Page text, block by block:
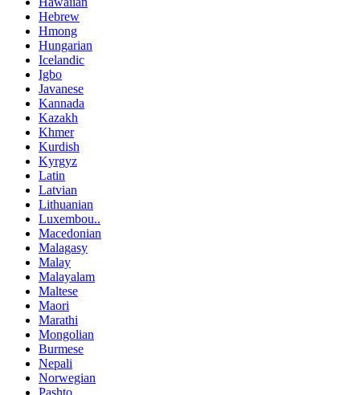
Hebrew
Hmong
Hungarian
Icelandic
Igbo
Javanese
Kannada
Kazakh
Khmer
Kurdish
Kyrgyz
Latin
Latvian
Lithuanian
Luxembou..
Macedonian
Malagasy
Malay
Malayalam
Maltese
Maori
Marathi
Mongolian
Burmese
Nepali
Norwegian
Pashto